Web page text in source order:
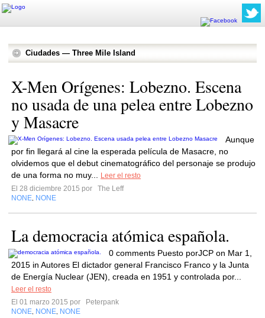
Ciudades — Three Mile Island
X-Men Orígenes: Lobezno. Escena
no usada de una pelea entre Lobezno
y Masacre
Aunque
por fin llegará al cine la esperada película de Masacre, no
olvidemos que el debut cinematográfico del personaje se produjo
de una forma no muy...
Leer el resto
El 28 diciembre 2015 por
The Leff
NONE NONE
La democracia atómica española.
0 comments Puesto porJCP on Mar 1,
2015 in Autores El dictador general Francisco Franco y la Junta
de Energía Nuclear (JEN), creada en 1951 y controlada por...
Leer el resto
El 01 marzo 2015 por
Peterpank
NONE NONE NONE